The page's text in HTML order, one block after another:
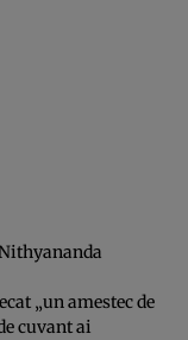
„un amestec de
cuvant ai